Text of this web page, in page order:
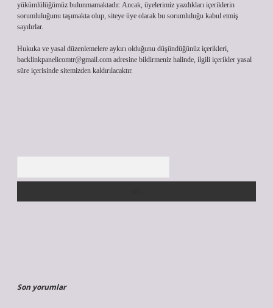
yükümlülüğümüz bulunmamaktadır. Ancak, üyelerimiz yazdıkları içeriklerin
sorumluluğunu taşımakta olup, siteye üye olarak bu sorumluluğu kabul etmiş
sayılırlar.
Hukuka ve yasal düzenlemelere aykırı olduğunu düşündüğünüz içerikleri,
backlinkpanelicomtr@gmail.com adresine bildirmeniz halinde, ilgili içerikler yasal
süre içerisinde sitemizden kaldırılacaktır.
Son yorumlar